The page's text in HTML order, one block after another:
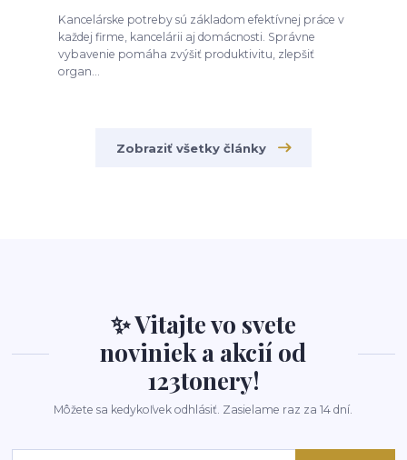
Kancelárske potreby sú základom efektívnej práce v
každej firme, kancelárii aj domácnosti. Správne
vybavenie pomáha zvýšiť produktivitu, zlepšiť
organ...
Zobraziť všetky články
✨ Vitajte vo svete
noviniek a akcií od
123tonery!
Môžete sa kedykoľvek odhlásiť. Zasielame raz za 14 dní.